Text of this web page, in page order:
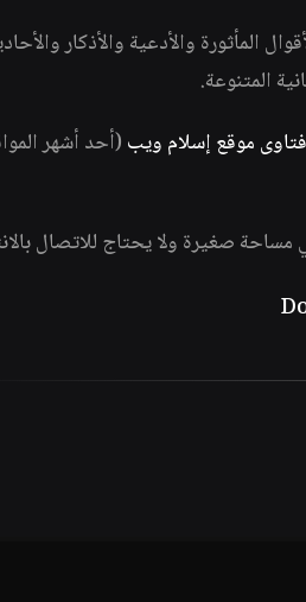
المأثورة والأدعية والأذكار
المتنوعة.
موقع إسلام ويب(أحد أشهر
صغيرة ولا يحتاج للاتصال